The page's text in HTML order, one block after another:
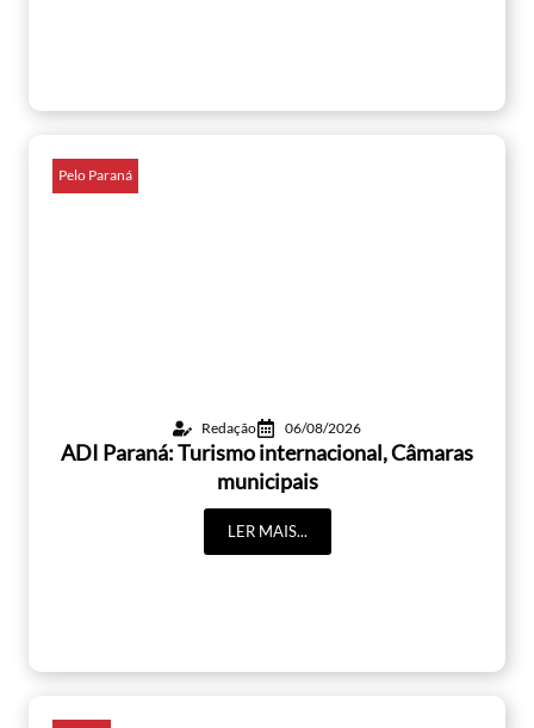
Pelo Paraná
Redação 06/08/2026
ADI Paraná: Turismo internacional, Câmaras
municipais
LER MAIS...